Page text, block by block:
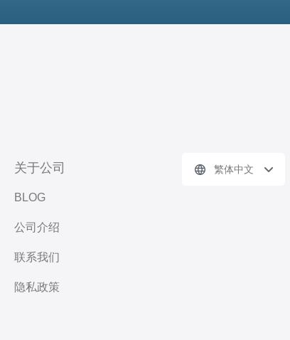
关于公司
BLOG
公司介绍
联系我们
隐私政策
繁体中文